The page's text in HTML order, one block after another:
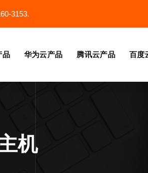
3153.
品 华为云产品 腾讯云产品 百度
机